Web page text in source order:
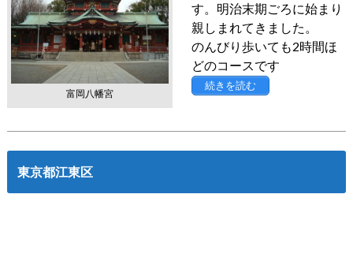
富岡八幡宮
す。明治末期ごろに始まり
親しまれてきました。
のんびり歩いても2時間ほ
どのコースです
続きを読む
東京都江東区